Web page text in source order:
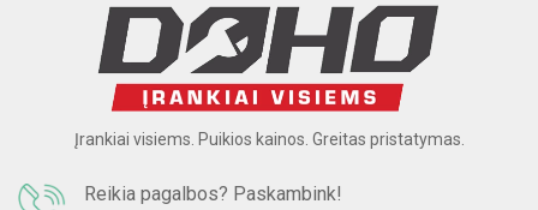
Įrankiai visiems. Puikios kainos. Greitas pristatymas.
Reikia pagalbos? Paskambink!